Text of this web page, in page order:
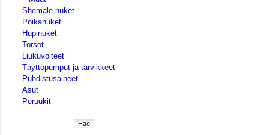
Shemale-nuket
Poikanuket
Hupinuket
Torsot
Liukuvoiteet
Täyttöpumput ja tarvikkeet
Puhdistusaineet
Asut
Peruukit